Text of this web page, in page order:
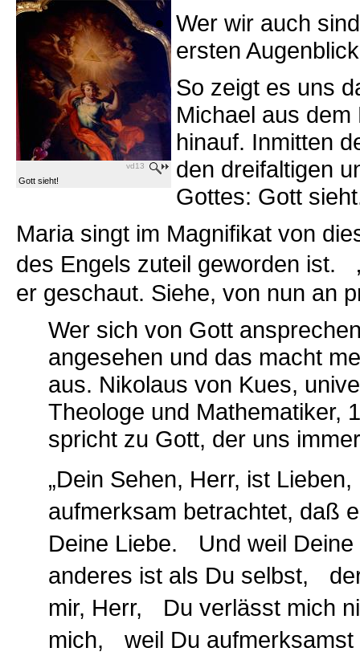
vd13
Gott sieht!
Wer wir auch
ersten
So zeigt es uns
Michael aus
hinauf. Inmitten
den dreifaltigen
Gottes: Gott
Maria singt im Magnifikat von
des Engels zuteil geworden ist.
er geschaut. Siehe, von nun an
Wer sich von Gott
angesehen und das macht
aus. Nikolaus von Kues,
Theologe und Mathematiker,
spricht zu Gott, der uns
„Dein Sehen, Herr, ist
aufmerksam betrachtet, daß
Deine Liebe. Und weil
anderes ist als Du selbst,
mir, Herr, Du verlässt mich
mich, weil Du aufmerksamst